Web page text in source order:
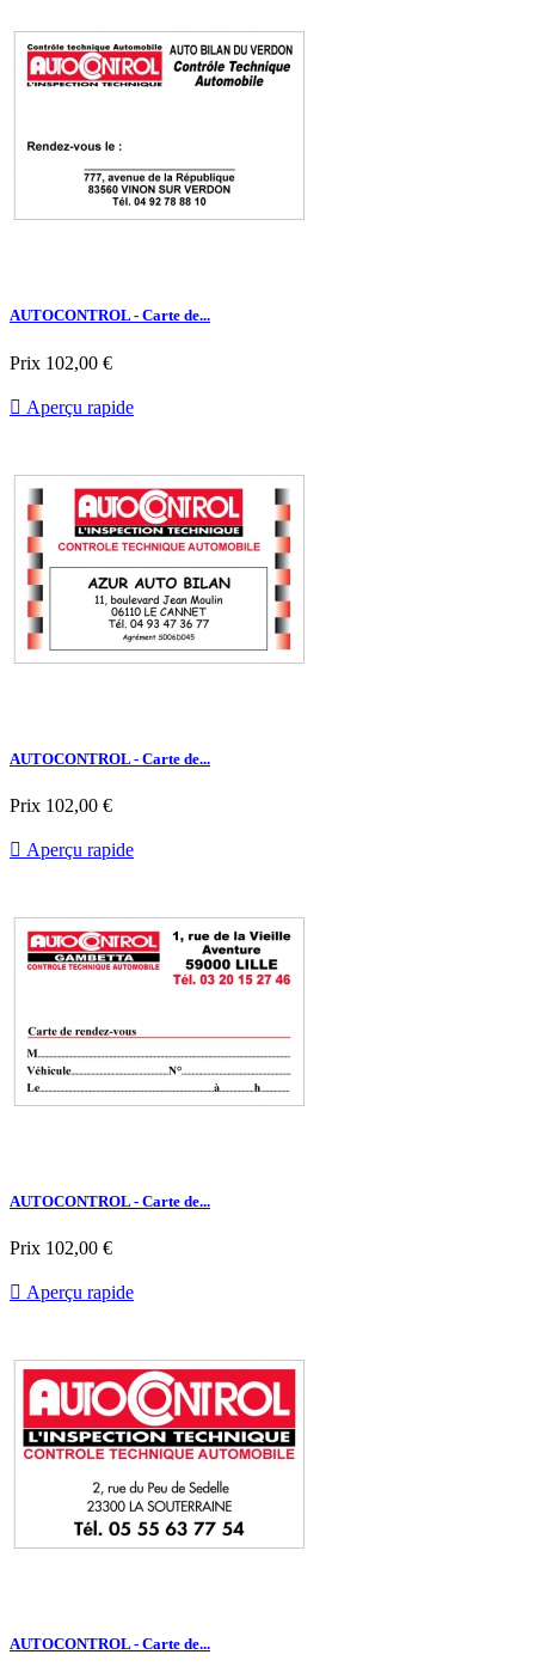
AUTOCONTROL - Carte de...
Prix 102,00 €
 Aperçu rapide
AUTOCONTROL - Carte de...
Prix 102,00 €
 Aperçu rapide
AUTOCONTROL - Carte de...
Prix 102,00 €
 Aperçu rapide
AUTOCONTROL - Carte de...